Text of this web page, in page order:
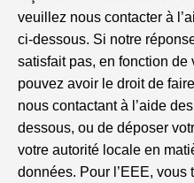
veuillez nous contacter à
ci-dessous. Si notre
satisfait pas, en fonction
pouvez avoir le droit de
nous contactant à l’aide
dessous, ou de déposer
votre autorité locale en
données. Pour l’EEE, vous